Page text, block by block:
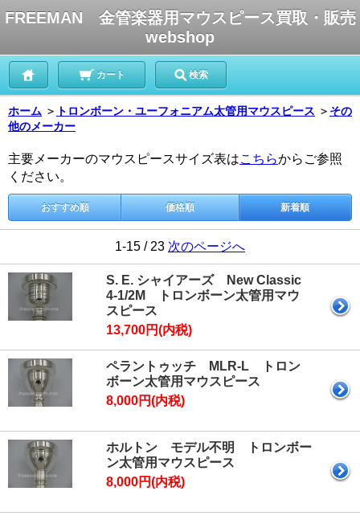
FREEMAN 金管楽器用マウスピース買取・販売
webshop
カート 検索
ホーム ＞ トロンボーン・ユーフォニアム太管用マウスピース ＞ その
他のメーカー
主要メーカーのマウスピースサイズ表はこちらからご参照
ください。
おすすめ順 価格順 新着順
1-15 / 23 次のページへ
S. E. シャイアーズ New Classic
4-1/2M トロンボーン太管用マウ
スピース
13,700円(内税)
ペラントゥッチ MLR-L トロン
ボーン太管用マウスピース
8,000円(内税)
ホルトン モデル不明 トロンボー
ン太管用マウスピース
8,000円(内税)